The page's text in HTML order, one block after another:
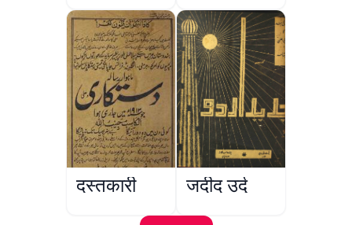
दस्तकारी जदीद उर्दू